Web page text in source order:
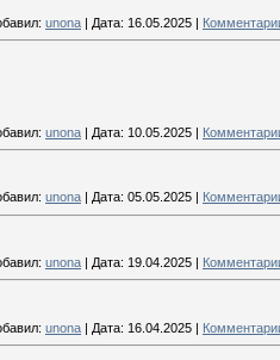
unona | Дата: 16.05.2025 |
unona | Дата: 10.05.2025 |
unona Дата: 05.05.2025
unona | Дата: 19.04.2025 |
unona | Дата: 16.04.2025 |